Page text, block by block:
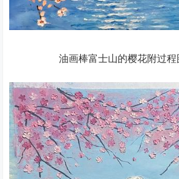
油画棒富士山的樱花附过